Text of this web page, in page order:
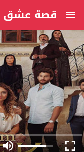
قصة عشق